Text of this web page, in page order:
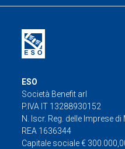
ESO
Società Benefit arl
P.IVA IT 13288930152
N. Iscr. Reg. delle Imprese
REA 1636344
Capitale sociale €